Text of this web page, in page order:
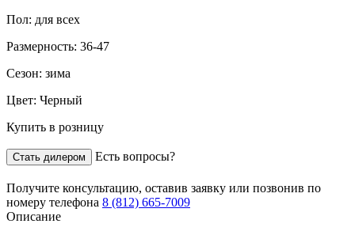
Пол: для всех
Размерность: 36-47
Сезон: зима
Цвет: Черный
Купить в розницу
Стать дилером Есть вопросы?
Получите консультацию, оставив заявку или позвонив по
номеру телефона 8 (812) 665-7009
Описание